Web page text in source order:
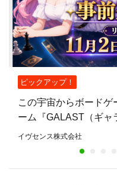
ピックアップ！
この宇宙からボード
ーム『GALAST（ギャ
登録開始！
イヴセンス株式会社